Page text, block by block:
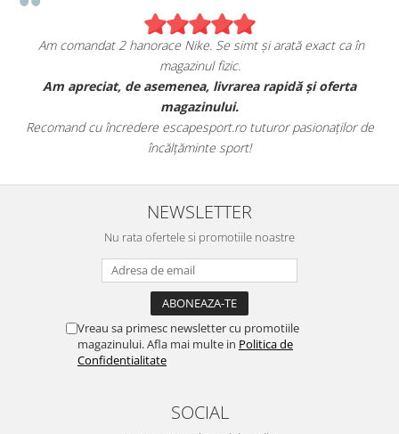
Am comandat 2 hanorace Nike. Se simt și arată exact ca în
magazinul fizic.
Am apreciat, de asemenea, livrarea rapidă și oferta
magazinului.
Recomand cu încredere escapesport.ro tuturor pasionaților de
încălțăminte sport!
NEWSLETTER
Nu rata ofertele si promotiile noastre
Vreau sa primesc newsletter cu promotiile
magazinului. Afla mai multe in Politica de
Confidentialitate
SOCIAL